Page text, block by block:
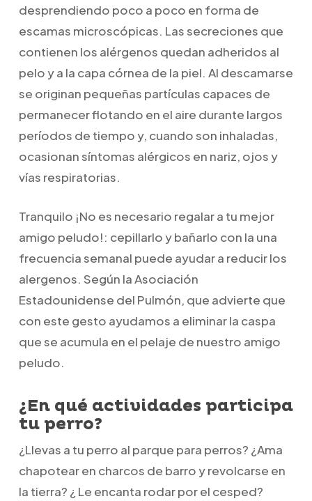
desprendiendo poco a poco en forma de
escamas microscópicas. Las secreciones que
contienen los alérgenos quedan adheridos al
pelo y a la capa córnea de la piel. Al descamarse
se originan pequeñas partículas capaces de
permanecer flotando en el aire durante largos
períodos de tiempo y, cuando son inhaladas,
ocasionan síntomas alérgicos en nariz, ojos y
vías respiratorias.
Tranquilo ¡No es necesario regalar a tu mejor
amigo peludo!: cepillarlo y bañarlo con la una
frecuencia semanal puede ayudar a reducir los
alergenos. Según la Asociación
Estadounidense del Pulmón, que advierte que
con este gesto ayudamos a eliminar la caspa
que se acumula en el pelaje de nuestro amigo
peludo.
¿En qué actividades participa
tu perro?
¿Llevas a tu perro al parque para perros? ¿Ama
chapotear en charcos de barro y revolcarse en
la tierra? ¿ Le encanta rodar por el cesped?